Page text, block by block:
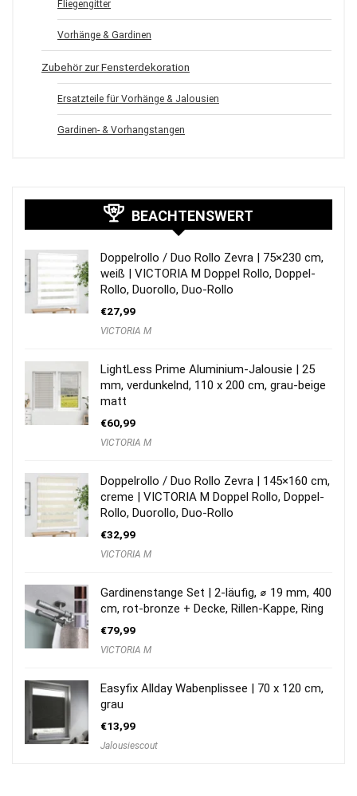
Fliegengitter
Vorhänge & Gardinen
Zubehör zur Fensterdekoration
Ersatzteile für Vorhänge & Jalousien
Gardinen- & Vorhangstangen
BEACHTENSWERT
Doppelrollo / Duo Rollo Zevra | 75×230 cm,
weiß | VICTORIA M Doppel Rollo, Doppel-
Rollo, Duorollo, Duo-Rollo
€27,99
VICTORIA M
LightLess Prime Aluminium-Jalousie | 25
mm, verdunkelnd, 110 x 200 cm, grau-beige
matt
€60,99
VICTORIA M
Doppelrollo / Duo Rollo Zevra | 145×160 cm,
creme | VICTORIA M Doppel Rollo, Doppel-
Rollo, Duorollo, Duo-Rollo
€32,99
VICTORIA M
Gardinenstange Set | 2-läufig, ⌀ 19 mm, 400
cm, rot-bronze + Decke, Rillen-Kappe, Ring
€79,99
VICTORIA M
Easyfix Allday Wabenplissee | 70 x 120 cm,
grau
€13,99
Jalousiescout